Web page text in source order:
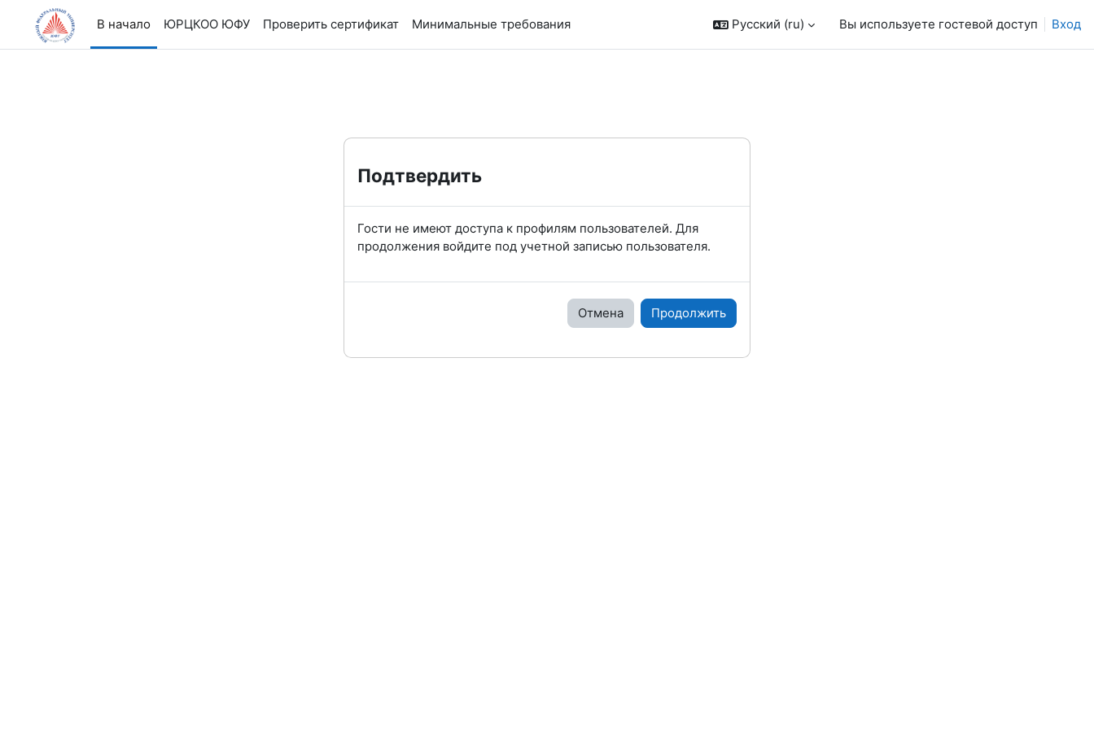
Перейти к основному содержанию
В начало
ЮРЦКОО ЮФУ Проверить сертификат Минимальные требования Русский ‎(ru)‎ Вы используете гостевой доступ Вход
Подтвердить
Гости не имеют доступа к профилям пользователей. Для
продолжения войдите под учетной записью пользователя.
Отмена Продолжить